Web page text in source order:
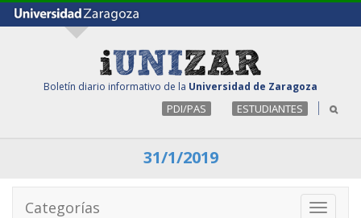
Boletín diario informativo de la Universidad de Zaragoza
PDI/PAS ESTUDIANTES
31/1/2019
Toggle
Categorías